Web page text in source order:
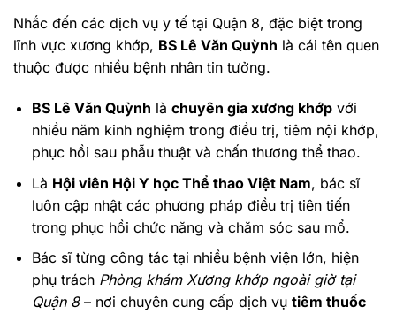
Nhắc đến các dịch vụ y tế tại Quận 8, đặc biệt trong
lĩnh vực xương khớp, BS Lê Văn Quỳnh là cái tên quen
thuộc được nhiều bệnh nhân tin tưởng.
BS Lê Văn Quỳnh là chuyên gia xương khớpvới
nhiều năm kinh nghiệm trong điều trị, tiêm nội khớp,
phục hồi sau phẫu thuật và chấn thương thể thao.
Là Hội viên Hội Y học Thể thao Việt Nam, bác sĩ
luôn cập nhật các phương pháp điều trị tiên tiến
trong phục hồi chức năng và chăm sóc sau mổ.
Bác sĩ từng công tác tại nhiều bệnh viện lớn, hiện
phụ trách Phòng khám Xương khớp ngoài giờ tại
Quận 8– nơi chuyên cung cấp dịch vụ tiêm thuốc